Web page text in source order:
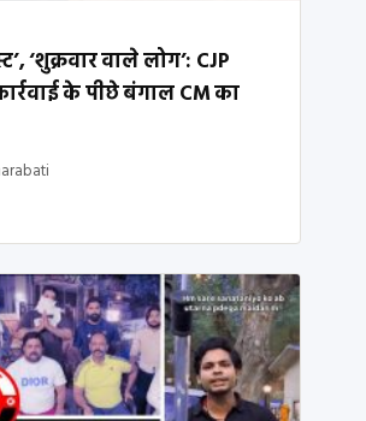
‘शुक्रवार वाले लोग’: CJP
के पीछे बंगाल CM का